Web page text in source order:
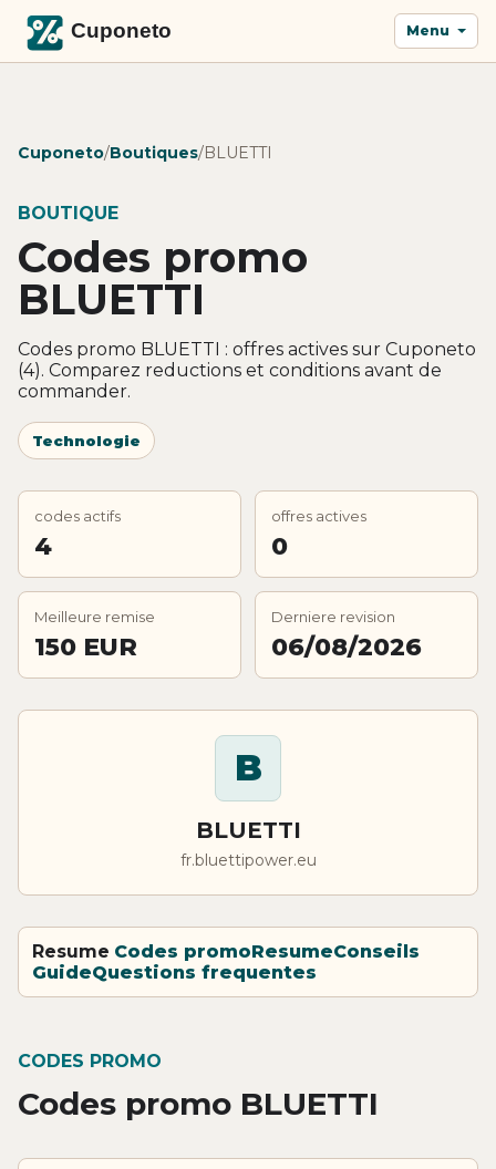
Menu
Cuponeto/Boutiques/BLUETTI
BOUTIQUE
Codes promo
BLUETTI
Codes promo BLUETTI : offres actives sur Cuponeto
(4). Comparez reductions et conditions avant de
commander.
Technologie
codes actifs
4
offres actives
0
Meilleure remise
150 EUR
Derniere revision
06/08/2026
B
BLUETTI
fr.bluettipower.eu
Resume Codes promoResumeConseils
GuideQuestions frequentes
CODES PROMO
Codes promo BLUETTI